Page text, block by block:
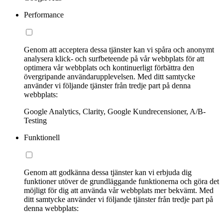
Performance
Genom att acceptera dessa tjänster kan vi spåra och anonymt
analysera klick- och surfbeteende på vår webbplats för att
optimera vår webbplats och kontinuerligt förbättra den
övergripande användarupplevelsen. Med ditt samtycke
använder vi följande tjänster från tredje part på denna
webbplats:
Google Analytics, Clarity, Google Kundrecensioner, A/B-
Testing
Funktionell
Genom att godkänna dessa tjänster kan vi erbjuda dig
funktioner utöver de grundläggande funktionerna och göra det
möjligt för dig att använda vår webbplats mer bekvämt. Med
ditt samtycke använder vi följande tjänster från tredje part på
denna webbplats: